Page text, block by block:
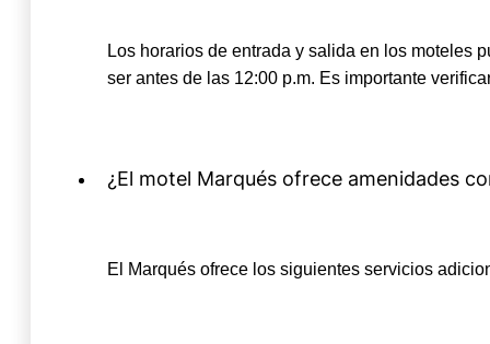
Los horarios de entrada y salida en los moteles
ser antes de las 12:00 p.m. Es importante
¿El motel Marqués ofrece amenidades
El Marqués ofrece los siguientes servicios